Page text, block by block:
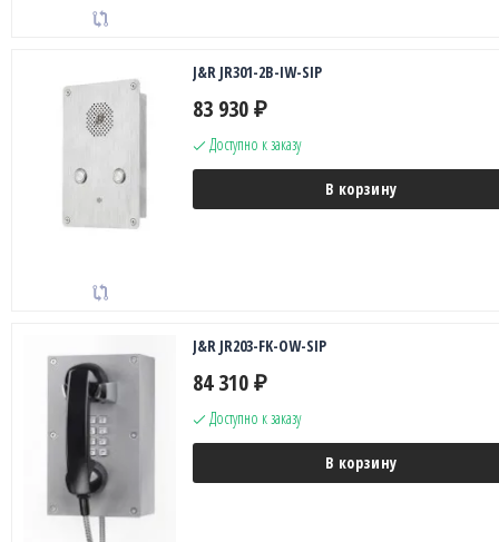
J&R JR301-2B-IW-SIP
83 930 ₽
Доступно к заказу
В корзину
J&R JR203-FK-OW-SIP
84 310 ₽
Доступно к заказу
В корзину